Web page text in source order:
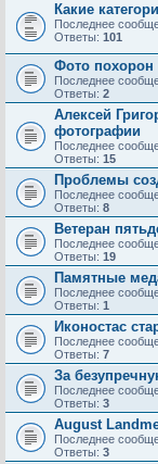
Какие
Последнее
Ответы: 101
Фото похорон
Последнее
Ответы: 2
Алексей
фотографии
Последнее
Ответы: 15
Проблемы
Последнее
Ответы: 8
Ветеран
Последнее
Ответы: 19
Памятные
Последнее
Ответы: 1
Иконостас
Последнее
Ответы: 7
За
Последнее
Ответы: 3
August
Последнее
Ответы: 3